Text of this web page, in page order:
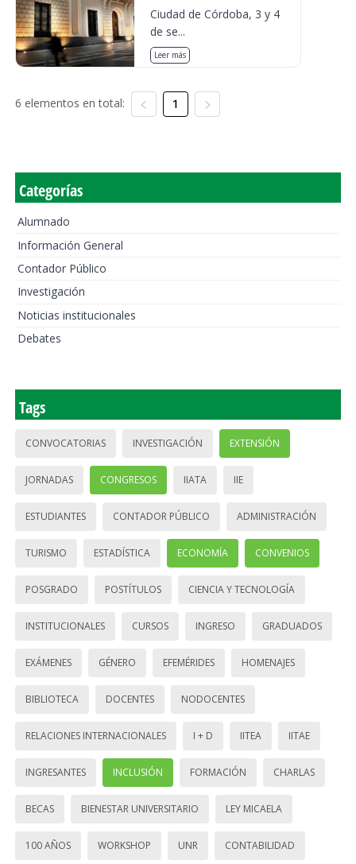
Ciudad de Córdoba, 3 y 4
de se...
Leer más
6 elementos en total: 1
Categorías
Alumnado
Información General
Contador Público
Investigación
Noticias institucionales
Debates
Tags
CONVOCATORIAS INVESTIGACIÓN EXTENSIÓN
JORNADAS CONGRESOS IIATA IIE
ESTUDIANTES CONTADOR PÚBLICO ADMINISTRACIÓN
TURISMO ESTADÍSTICA ECONOMÍA CONVENIOS
POSGRADO POSTÍTULOS CIENCIA Y TECNOLOGÍA
INSTITUCIONALES CURSOS INGRESO GRADUADOS
EXÁMENES GÉNERO EFEMÉRIDES HOMENAJES
BIBLIOTECA DOCENTES NODOCENTES
RELACIONES INTERNACIONALES I + D IITEA IITAE
INGRESANTES INCLUSIÓN FORMACIÓN CHARLAS
BECAS BIENESTAR UNIVERSITARIO LEY MICAELA
100 AÑOS WORKSHOP UNR CONTABILIDAD